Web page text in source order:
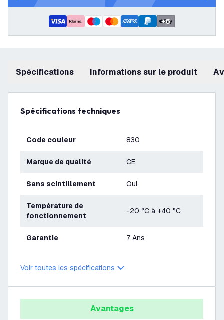
+6
Spécifications Informations sur le produit
Spécifications techniques
Code couleur 830
Marque de qualité CE
Sans scintillement Oui
Température de
fonctionnement
-20 °C à +40 °C
Garantie 7 Ans
Voir toutes les spécifications
Avantages